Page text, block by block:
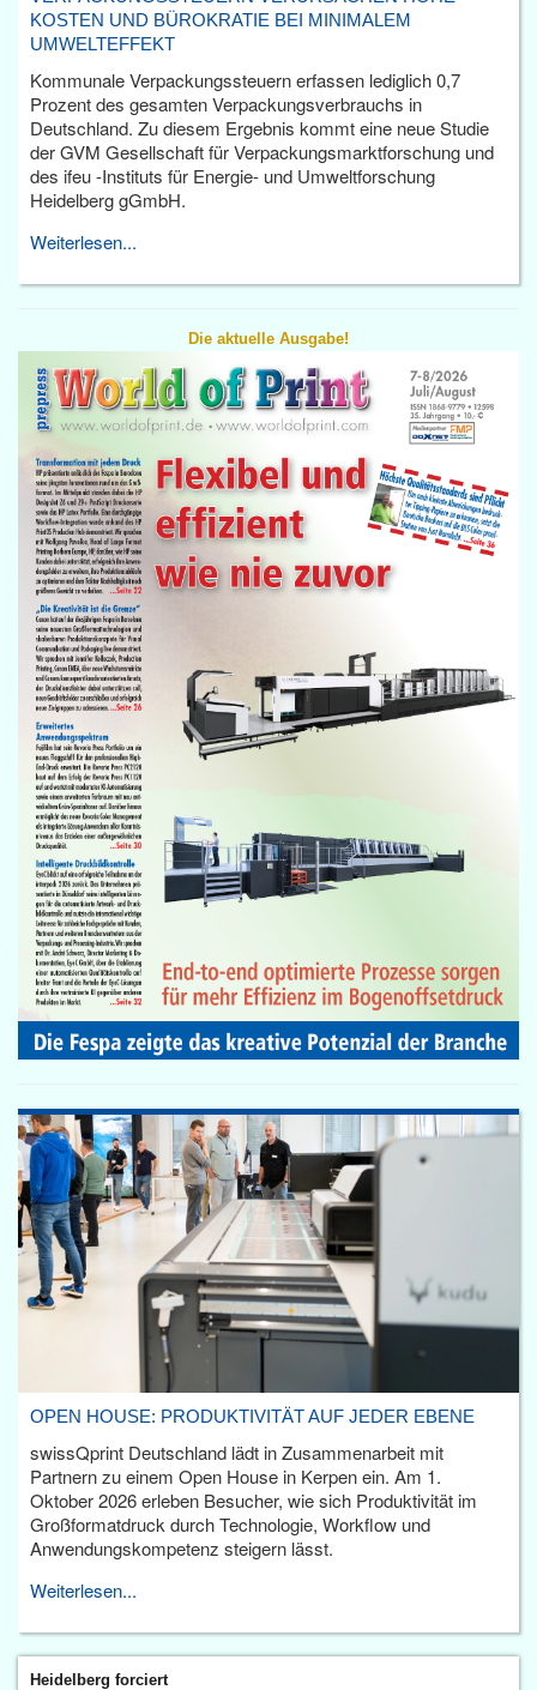
KOSTEN UND BÜROKRATIE BEI MINIMALEM
UMWELTEFFEKT
Kommunale Verpackungssteuern erfassen lediglich 0,7
Prozent des gesamten Verpackungsverbrauchs in
Deutschland. Zu diesem Ergebnis kommt eine neue Studie
der GVM Gesellschaft für Verpackungsmarktforschung und
des ifeu -Instituts für Energie- und Umweltforschung
Heidelberg gGmbH.
Weiterlesen...
Die aktuelle Ausgabe!
OPEN HOUSE: PRODUKTIVITÄT AUF JEDER EBENE
swissQprint Deutschland lädt in Zusammenarbeit mit
Partnern zu einem Open House in Kerpen ein. Am 1.
Oktober 2026 erleben Besucher, wie sich Produktivität im
Großformatdruck durch Technologie, Workflow und
Anwendungskompetenz steigern lässt.
Weiterlesen...
Heidelberg forciert